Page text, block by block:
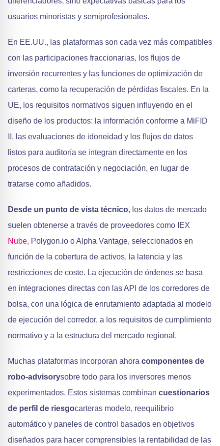
usuarios minoristas y semiprofesionales.
En EE.UU., las plataformas son cada vez más compatibles
con las participaciones fraccionarias, los flujos de
inversión recurrentes y las funciones de optimización de
carteras, como la recuperación de pérdidas fiscales. En la
UE, los requisitos normativos siguen influyendo en el
diseño de los productos: la información conforme a MiFID
II, las evaluaciones de idoneidad y los flujos de datos
listos para auditoría se integran directamente en los
procesos de contratación y negociación, en lugar de
tratarse como añadidos.
Desde un punto de vista técnico, los datos de mercado
suelen obtenerse a través de proveedores como IEX
Nube, Polygon.io o Alpha Vantage, seleccionados en
función de la cobertura de activos, la latencia y las
restricciones de coste. La ejecución de órdenes se basa
en integraciones directas con las API de los corredores de
bolsa, con una lógica de enrutamiento adaptada al modelo
de ejecución del corredor, a los requisitos de cumplimiento
normativo y a la estructura del mercado regional.
Muchas plataformas incorporan ahora componentes de
robo-advisorysobre todo para los inversores menos
experimentados. Estos sistemas combinan cuestionarios
de perfil de riesgocarteras modelo, reequilibrio
automático y paneles de control basados en objetivos
diseñados para hacer comprensibles la rentabilidad de las